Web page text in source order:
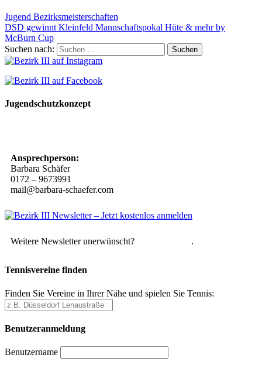
Jugend Bezirksmeisterschaften
DSD gewinnt Kleinfeld Mannschaftspokal Hüte & mehr by
McBurn Cup
Suchen nach:
Jugendschutzkonzept
Ansprechperson:
Barbara Schäfer
0172 – 9673991
mail@barbara-schaefer.com
Weitere Newsletter unerwünscht? .
Tennisvereine finden
Finden Sie Vereine in Ihrer Nähe und spielen Sie Tennis:
Benutzeranmeldung
Benutzername